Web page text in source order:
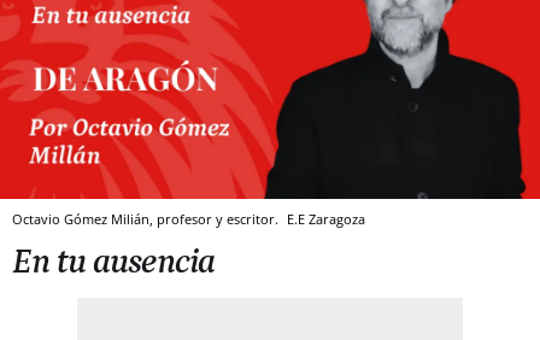
Octavio Gómez Milián, profesor y escritor. E.E Zaragoza
En tu ausencia